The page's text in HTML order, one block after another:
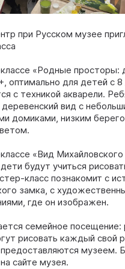
при Русском музее
«Родные просторы:
оптимально для детей с
с техникой акварели.
деревенский вид с
домиками, низким
«Вид
будут учиться
класс познакомит с
замка, с
где он изображен.
семейное посещение:
рисовать каждый свой
музеем.
сайте музея.